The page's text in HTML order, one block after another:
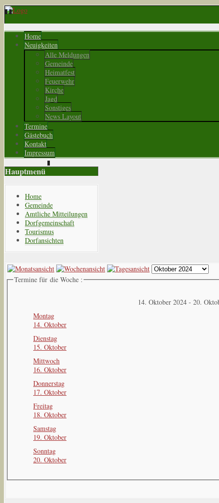
Home
Neuigkeiten
Alle Meldungen
Gemeinde
Heimatfest
Feuerwehr
Kirche
Jagd
Sonstiges
News Layout
Termine
Gästebuch
Kontakt
Impressum
Hauptmenü
Home
Gemeinde
Amtliche Mitteilungen
Dorfgemeinschaft
Tourismus
Dorfansichten
Termine für die Woche :
14. Oktober 2024 - 20.
Montag
14. Oktober
Dienstag
15. Oktober
Mittwoch
16. Oktober
Donnerstag
17. Oktober
Freitag
18. Oktober
Samstag
19. Oktober
Sonntag
20. Oktober